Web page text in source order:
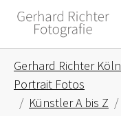
Skip to main content
Skip to page footer
Gerhard Richter
Portrait Fotos
Künstler A bis Z